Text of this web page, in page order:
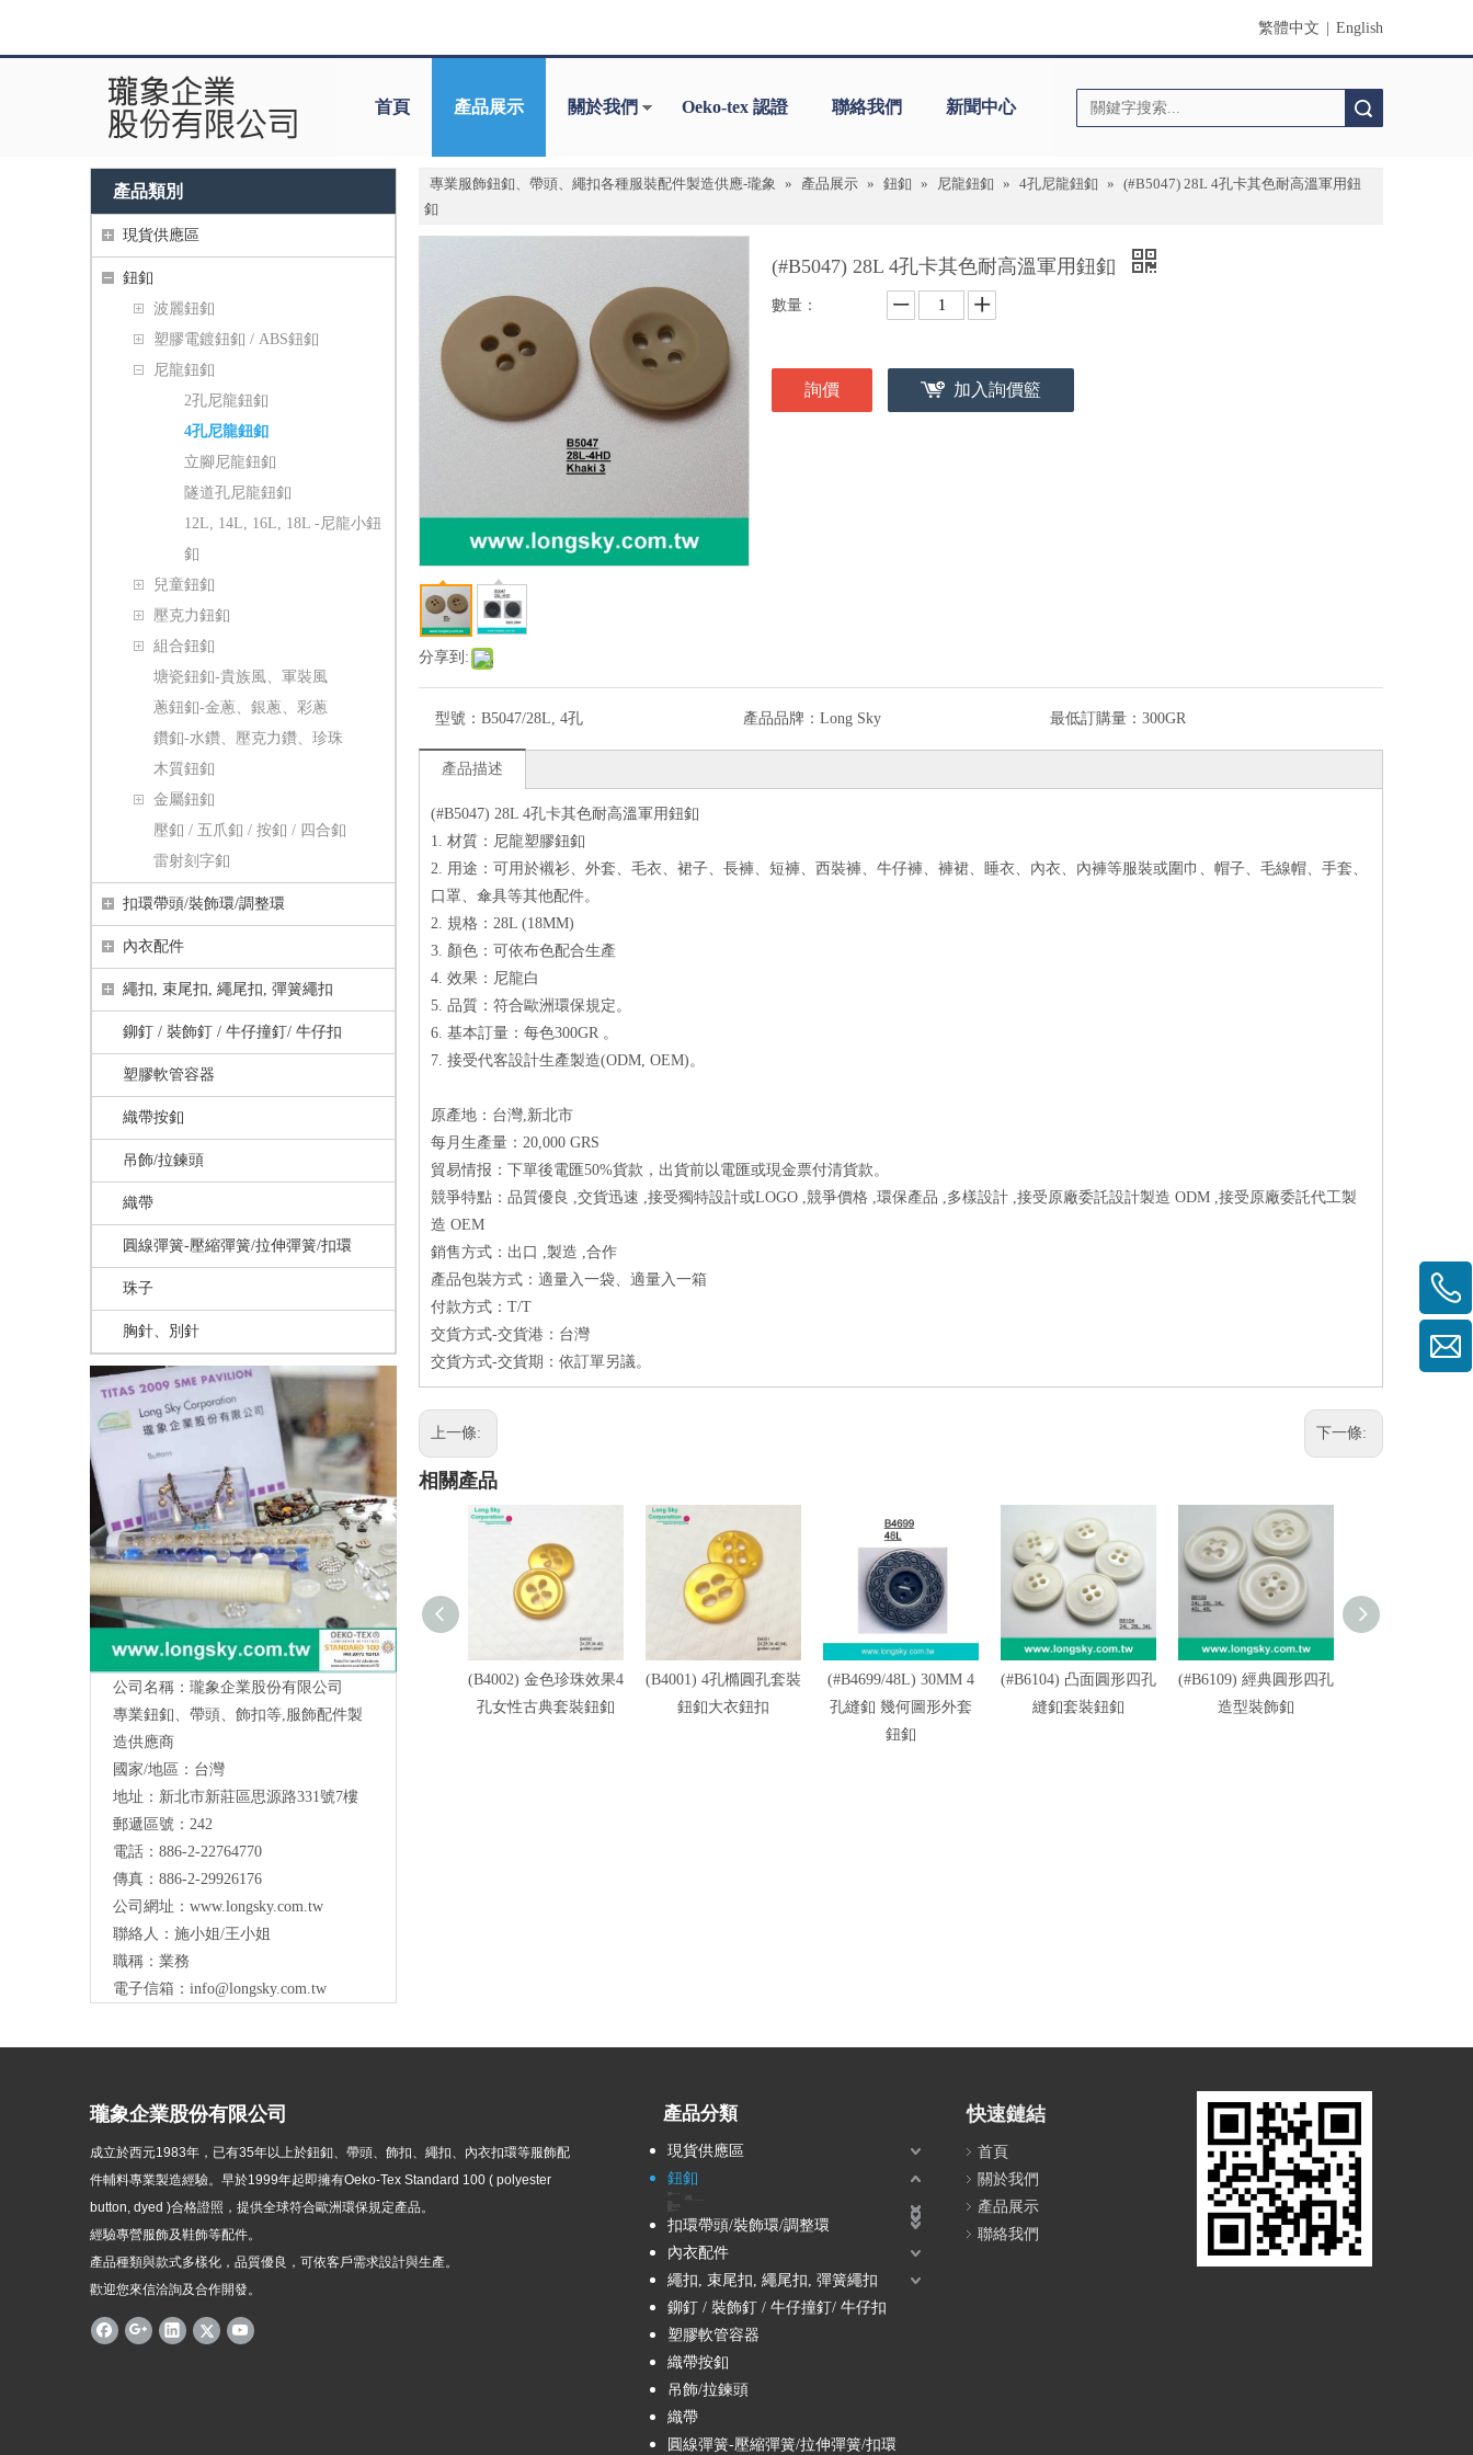
繁體中文 English
首頁 產品展示 關於我們 Oeko-tex 認證 聯絡我們 新聞中心
產品類別
現貨供應區
鈕釦
波麗鈕釦
塑膠電鍍鈕釦 / ABS鈕釦
尼龍鈕釦
2孔尼龍鈕釦
4孔尼龍鈕釦
立腳尼龍鈕釦
隧道孔尼龍鈕釦
12L, 14L, 16L, 18L -尼龍小鈕
釦
兒童鈕釦
壓克力鈕釦
組合鈕釦
塘瓷鈕釦-貴族風、軍裝風
蔥鈕釦-金蔥、銀蔥、彩蔥
鑽釦-水鑽、壓克力鑽、珍珠
木質鈕釦
金屬鈕釦
壓釦 / 五爪釦 / 按釦 / 四合釦
雷射刻字釦
扣環帶頭/裝飾環/調整環
內衣配件
繩扣, 束尾扣, 繩尾扣, 彈簧繩扣
鉚釘 / 裝飾釘 / 牛仔撞釘/ 牛仔扣
塑膠軟管容器
織帶按釦
吊飾/拉鍊頭
織帶
圓線彈簧-壓縮彈簧/拉伸彈簧/扣環
珠子
胸針、別針
Long Sky- 服裝輔料、鈕扣、扣環、繩扣、
服飾配件製造供應
公司名稱：瓏象企業股份有限公司
專業鈕釦、帶頭、飾扣等,服飾配件製
造供應商
國家/地區：台灣
地址：新北市新莊區思源路331號7樓
郵遞區號：242
電話：886-2-22764770
傳真：886-2-29926176
公司網址： www.longsky.com.tw
聯絡人：施小姐/王小姐
職稱：業務
電子信箱： info@longsky.com.tw
專業服飾鈕釦、帶頭、繩扣各種服裝配件製造供應-瓏象 » 產品展示 » 鈕釦 » 尼龍鈕釦 » 4孔尼龍鈕釦 » (#B5047) 28L 4孔卡其色耐高溫軍用鈕
釦
分享到:
(#B5047) 28L 4孔卡其色耐高溫軍用鈕釦
數量：
詢價 加入詢價籃
型號： B5047/28L, 4孔 產品品牌： Long Sky 最低訂購量： 300GR
產品描述
(#B5047) 28L 4孔卡其色耐高溫軍用鈕釦
1. 材質：尼龍塑膠鈕釦
2. 用途：可用於襯衫、外套、毛衣、裙子、長褲、短褲、西裝褲、牛仔褲、褲裙、睡衣、內衣、內褲等服裝或圍巾、帽子、毛線帽、手套、
口罩、傘具等其他配件。
2. 規格：28L (18MM)
3. 顏色：可依布色配合生產
4. 效果：尼龍白
5. 品質：符合歐洲環保規定。
6. 基本訂量：每色300GR 。
7. 接受代客設計生產製造(ODM, OEM)。
原產地：台灣,新北市
每月生產量：20,000 GRS
貿易情报：下單後電匯50%貨款，出貨前以電匯或現金票付清貨款。
競爭特點：品質優良 ,交貨迅速 ,接受獨特設計或LOGO ,競爭價格 ,環保產品 ,多樣設計 ,接受原廠委託設計製造 ODM ,接受原廠委託代工製
造 OEM
銷售方式：出口 ,製造 ,合作
產品包裝方式：適量入一袋、適量入一箱
付款方式：T/T
交貨方式-交貨港：台灣
交貨方式-交貨期：依訂單另議。
上一條: 下一條:
相關產品
(B4002) 金色珍珠效果4
孔女性古典套裝鈕釦
(B4001) 4孔橢圓孔套裝
鈕釦大衣鈕扣
(#B4699/48L) 30MM 4
孔縫釦 幾何圖形外套
鈕釦
(#B6104) 凸面圓形四孔
縫釦套裝鈕釦
(#B6109) 經典圓形四孔
造型裝飾釦
瓏象企業股份有限公司
成立於西元1983年， 已有35年以上於鈕釦、帶頭、飾扣、繩扣、內衣扣環等服飾配
件輔料專業製造經驗。早於1999年起即擁有Oeko-Tex Standard 100 ( polyester
button, dyed )合格證照，提供全球符合歐洲環保規定產品。
經驗專營服飾及鞋飾等配件。
產品種類與款式多樣化，品質優良，可依客戶需求設計與生產。
歡迎您來信洽詢及合作開發。
產品分類
現貨供應區
鈕釦
扣環帶頭/裝飾環/調整環
內衣配件
繩扣, 束尾扣, 繩尾扣, 彈簧繩扣
鉚釘 / 裝飾釘 / 牛仔撞釘/ 牛仔扣
塑膠軟管容器
織帶按釦
吊飾/拉鍊頭
織帶
圓線彈簧-壓縮彈簧/拉伸彈簧/扣環
快速鏈結
首頁
關於我們
產品展示
聯絡我們